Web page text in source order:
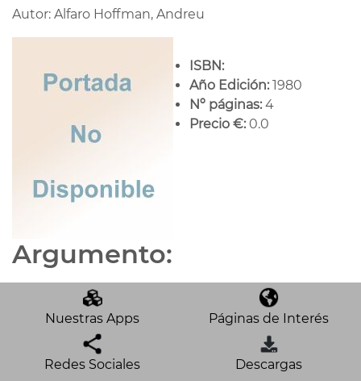
Autor: Alfaro Hoffman, Andreu
ISBN:
Año Edición:1980
Nº páginas:4
Precio €:0.0
Argumento:
Nuestras Apps Páginas de Interés
Redes Sociales Descargas